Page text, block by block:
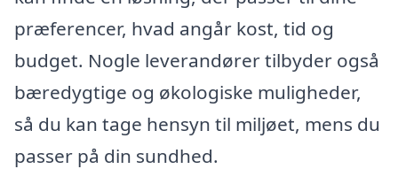
præferencer, hvad angår kost, tid og
budget. Nogle leverandører tilbyder også
bæredygtige og økologiske muligheder,
så du kan tage hensyn til miljøet, mens du
passer på din sundhed.